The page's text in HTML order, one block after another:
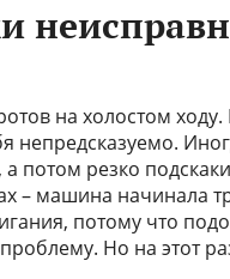
на холостом
непредсказуемо.
потом резко
– машина начинала
потому что
Но на этот